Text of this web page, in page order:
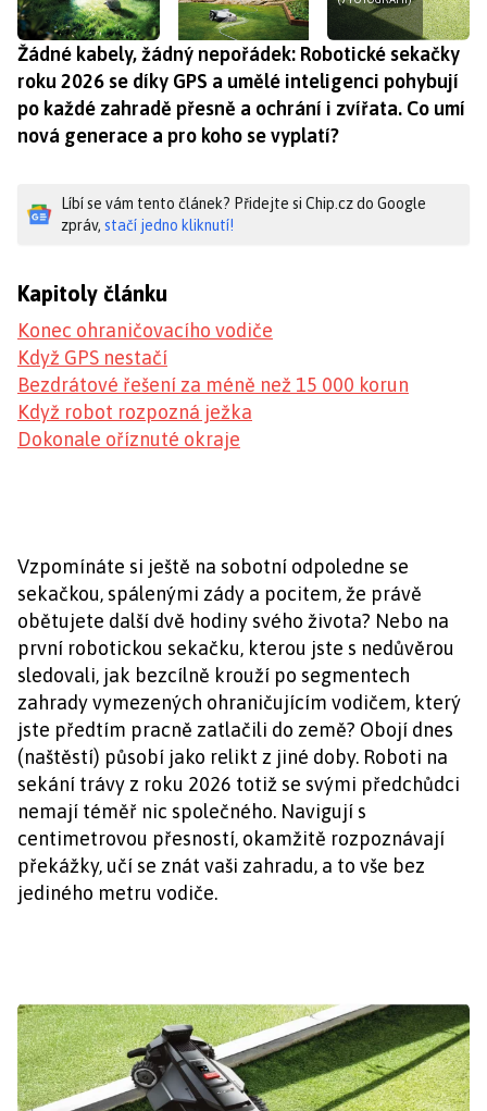
Žádné kabely, žádný nepořádek: Robotické sekačky
roku 2026 se díky GPS a umělé inteligenci pohybují
po každé zahradě přesně a ochrání i zvířata. Co umí
nová generace a pro koho se vyplatí?
Líbí se vám tento článek? Přidejte si Chip.cz do Google
zpráv, stačí jedno kliknutí!
Kapitoly článku
Konec ohraničovacího vodiče
Když GPS nestačí
Bezdrátové řešení za méně než 15 000 korun
Když robot rozpozná ježka
Dokonale oříznuté okraje
Vzpomínáte si ještě na sobotní odpoledne se
sekačkou, spálenými zády a pocitem, že právě
obětujete další dvě hodiny svého života? Nebo na
první robotickou sekačku, kterou jste s nedůvěrou
sledovali, jak bezcílně krouží po segmentech
zahrady vymezených ohraničujícím vodičem, který
jste předtím pracně zatlačili do země? Obojí dnes
(naštěstí) působí jako relikt z jiné doby. Roboti na
sekání trávy z roku 2026 totiž se svými předchůdci
nemají téměř nic společného. Navigují s
centimetrovou přesností, okamžitě rozpoznávají
překážky, učí se znát vaši zahradu, a to vše bez
jediného metru vodiče.